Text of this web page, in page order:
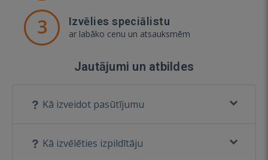
3 Izvēlies speciālistu
ar labāko cenu un atsauksmēm
Jautājumi un atbildes
Kā izveidot pasūtījumu
Kā izvēlēties izpildītāju